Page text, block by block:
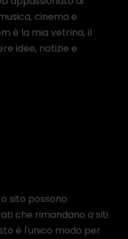
cinema e
è la mia vetrina, il
idee, notizie e
sito possono
che rimandano a siti
è l'unico modo per